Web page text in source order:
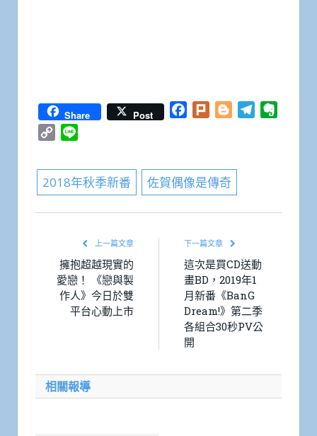
Share Post Facebook
Plurk BloggerTelegram
Copy
2018年秋季新番 佐賀偶像是傳奇
上一篇文章
擁抱超越現實的
愛戀！ 《戀與製
作人》今日於雙
平台心動上市
下一篇文章
這次是買CD送動
畫BD，2019年1
月新番《BanG
Dream!》第二季
各組合30秒PV公
開
相關報導